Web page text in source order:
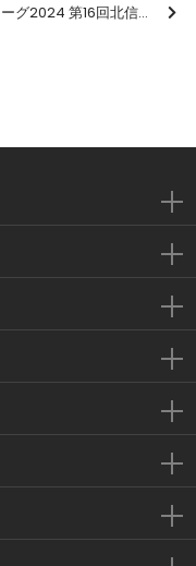
【U-15】高円宮杯 JFA U-15サッカーリーグ2024 第16回北信越リーグ 第16節 結果のお知らせ